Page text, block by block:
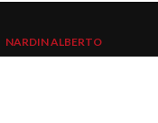
NARDIN ALBERTO